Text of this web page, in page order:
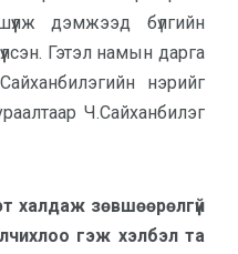
дэмжээд бүлгийн
Гэтэл намын дарга
нэрийг
Ч.Сайханбилэг
халдаж зөвшөөрөлгүй
гэж хэлбэл та